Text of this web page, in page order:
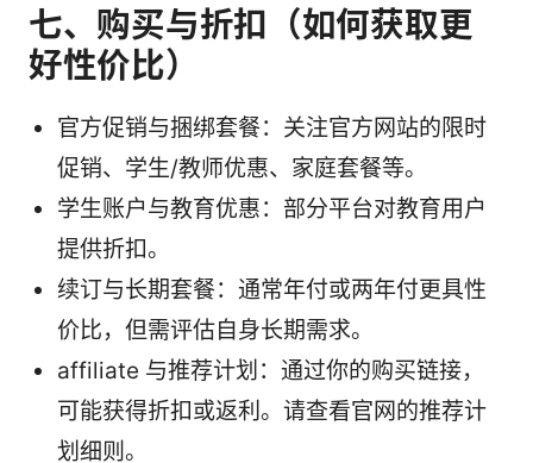
七、购买与折扣（如何获取更
好性价比）
官方促销与捆绑套餐：关注官方网站的限时
促销、学生/教师优惠、家庭套餐等。
学生账户与教育优惠：部分平台对教育用户
提供折扣。
续订与长期套餐：通常年付或两年付更具性
价比，但需评估自身长期需求。
affiliate 与推荐计划：通过你的购买链接，
可能获得折扣或返利。请查看官网的推荐计
划细则。